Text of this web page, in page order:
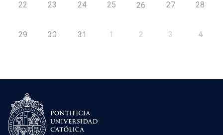
22 23 24 25 26 27 28
29 30 31 1 2 3 4